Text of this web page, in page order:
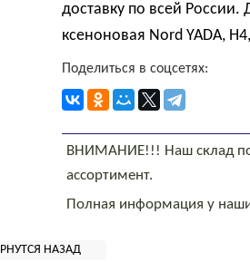
доставку по всей
ксеноновая Nord YADA,
Поделиться в соцсетях:
ВНИМАНИЕ!!! Наш склад
ассортимент.
Полная информация у